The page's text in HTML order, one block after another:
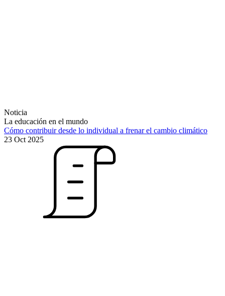
Noticia
La educación en el mundo
Cómo contribuir desde lo individual a frenar el cambio climático
23 Oct 2025